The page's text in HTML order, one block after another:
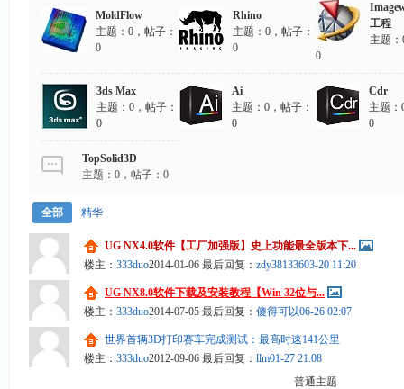
MoldFlow
主题：0，帖子：
0
Rhino
主题：0，帖子：
0
工程
主题
0
3ds Max
主题：0，帖子：
0
Ai
主题：0，帖子：
0
Cdr
主题
0
TopSolid3D
主题：0，帖子：0
全部 精华
UG NX4.0软件【工厂加强版】史上功能最全版本下...
楼主： 333duo2014-01-06 最后回复： zdy38133603-20 11:20
UG NX8.0软件下载及安装教程【Win 32位与...
楼主： 333duo2014-07-05 最后回复： 傻得可以06-26 02:07
世界首辆3D打印赛车完成测试：最高时速141公里
楼主： 333duo2012-09-06 最后回复： llm01-27 21:08
普通主题